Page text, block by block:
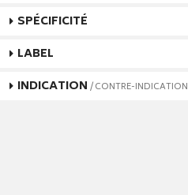
SPÉCIFICITÉ
LABEL
INDICATION / CONTRE-INDICATION